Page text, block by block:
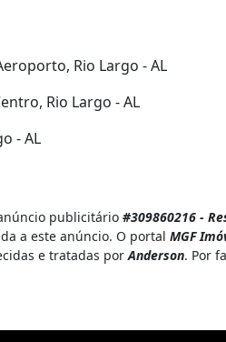
Rio Largo - AL
Rio Largo - AL
- AL
publicitário #309860216 -
a este anúncio. O portal MGF
e tratadas por Anderson. Por